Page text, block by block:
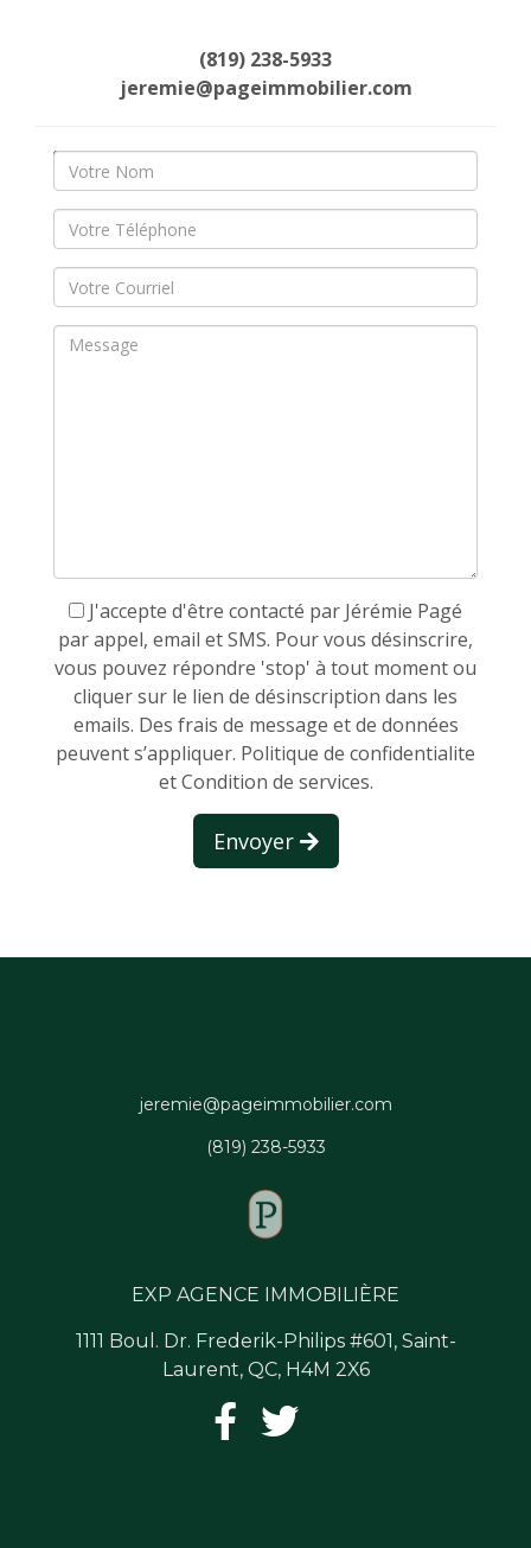
(819) 238-5933
jeremie@pageimmobilier.com
J'accepte d'être contacté par Jérémie Pagé
par appel, email et SMS. Pour vous désinscrire,
vous pouvez répondre 'stop' à tout moment ou
cliquer sur le lien de désinscription dans les
emails. Des frais de message et de données
peuvent s’appliquer. Politique de confidentialite
et Condition de services.
Envoyer
jeremie@pageimmobilier.com
(819) 238-5933
EXP AGENCE IMMOBILIÈRE
1111 Boul. Dr. Frederik-Philips #601, Saint-
Laurent, QC, H4M 2X6